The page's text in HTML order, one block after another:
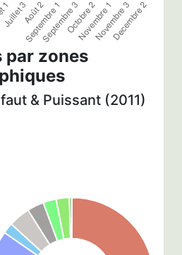
par zones
& Puissant (2011)